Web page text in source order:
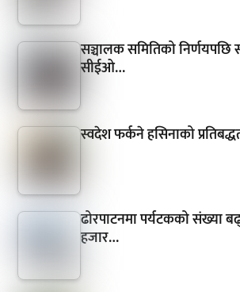
सञ्चालक समितिको
सीईओ…
स्वदेश फर्कने हसिनाको
ढोरपाटनमा पर्यटकको संख्या
हजार…